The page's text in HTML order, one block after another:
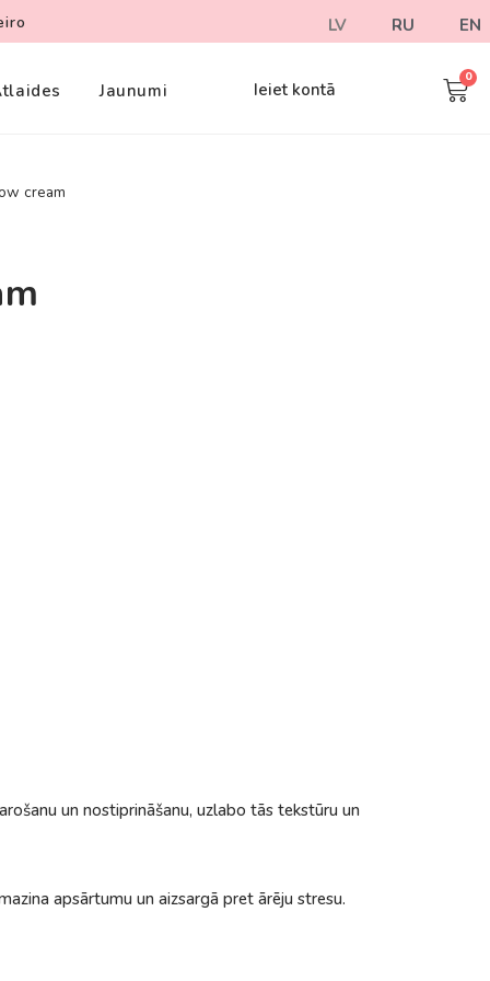
LV RU EN
Jaunumi Ieiet kontā
cream
un nostiprināšanu, uzlabo tās tekstūru un
apsārtumu un aizsargā pret ārēju stresu.